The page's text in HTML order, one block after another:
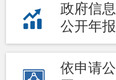
政府信息
公开年报
依申请公